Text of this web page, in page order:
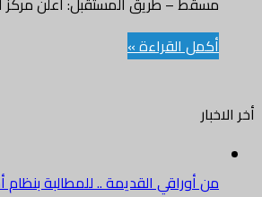
أكمل القراءة »
أخر الاخبار
من أوراقي القديمة .. للمطالبة